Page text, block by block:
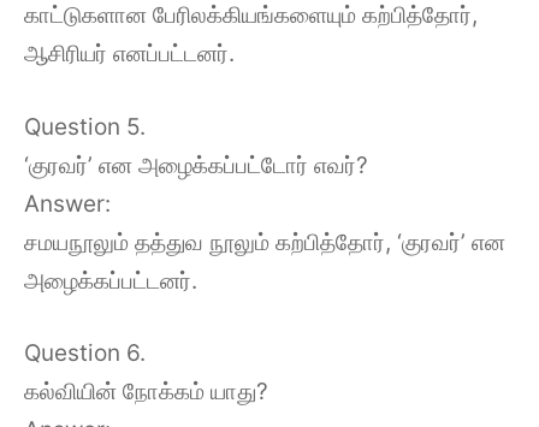
காட்டுகளான பேரிலக்கியங்களையும் கற்பித்தோர்,
ஆசிரியர் எனப்பட்டனர்.
Question 5.
‘குரவர்’ என அழைக்கப்பட்டோர் எவர்?
Answer:
சமயநூலும் தத்துவ நூலும் கற்பித்தோர், ‘குரவர்’ என
அழைக்கப்பட்டனர்.
Question 6.
கல்வியின் நோக்கம் யாது?